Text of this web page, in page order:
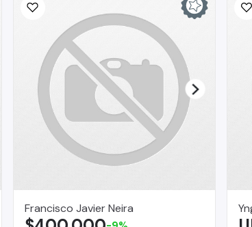
Francisco Javier Neira